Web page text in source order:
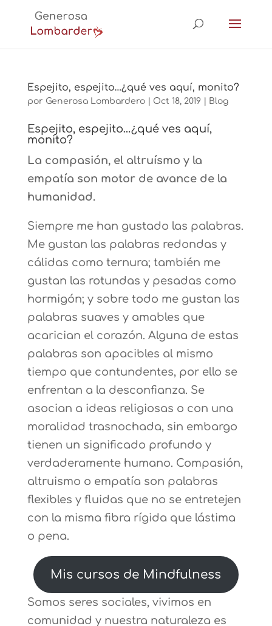
Espejito, espejito…¿qué ves aquí, monito?
por Generosa Lombardero| Oct 18, 2019| Blog
Espejito, espejito…¿qué ves aquí,
monito?
La compasión, el altruísmo y la
empatía son motor de avance de la
humanidad.
Siempre me han gustado las palabras.
Me gustan las palabras redondas y
cálidas como ternura; también me
gustan las rotundas y pesadas como
hormigón; y sobre todo me gustan las
palabras suaves y amables que
acarician el corazón. Alguna de estas
palabras son apacibles al mismo
tiempo que contundentes, por ello se
enfrentan a la desconfianza. Se
asocian a ideas religiosas o con una
moralidad trasnochada, sin embargo
tienen un significado profundo y
verdaderamente humano. Compasión,
altruismo o empatía son palabras
flexibles y fluidas que no se entretejen
con la misma fibra rígida que lástima
o pena.
Mis cursos de Mindfulness
Somos seres sociales, vivimos en
comunidad y nuestra naturaleza es